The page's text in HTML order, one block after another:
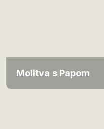
Molitva s Papom